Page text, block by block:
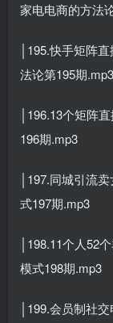
家电电商的方法
│195.快手矩阵
法论第195期.mp3
│196.13个矩阵
196期.mp3
│197.同城引流
式197期.mp3
│198.11个人52
模式198期.mp3
│199.会员制社